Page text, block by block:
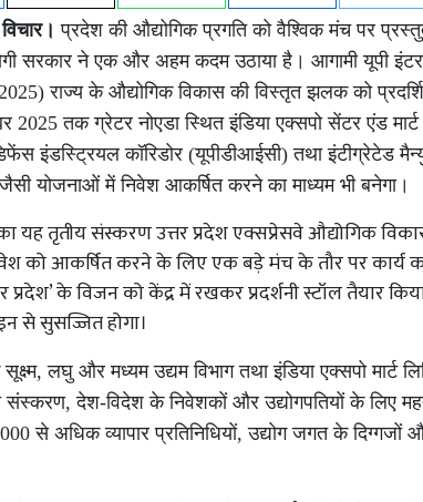
प्रदेश की औद्योगिक प्रगति को वैश्विक मंच पर
सरकार ने एक और अहम कदम उठाया है। आगामी यूपी
राज्य के औद्योगिक विकास की विस्तृत झलक को
2025 तक ग्रेटर नोएडा स्थित इंडिया एक्सपो सेंटर एंड
इंडस्ट्रियल कॉरिडोर (यूपीडीआईसी) तथा इंटीग्रेटेड
योजनाओं में निवेश आकर्षित करने का माध्यम भी बनेगा।
यह तृतीय संस्करण उत्तर प्रदेश एक्सप्रेसवे औद्योगिक
को आकर्षित करने के लिए एक बड़े मंच के तौर पर कार्य
प्रदेश’ के विजन को केंद्र में रखकर प्रदर्शनी स्टॉल तैयार
से सुसज्जित होगा।
लघु और मध्यम उद्यम विभाग तथा इंडिया एक्सपो मार्ट
संस्करण, देश-विदेश के निवेशकों और उद्योगपतियों के लिए
से अधिक व्यापार प्रतिनिधियों, उद्योग जगत के दिग्गजों